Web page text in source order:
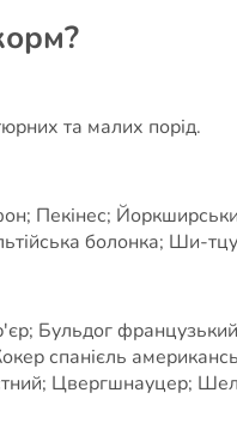
та малих порід.
Пекінес;
болонка; Ши-
Бульдог
спанієль
Цвергшнауцер;